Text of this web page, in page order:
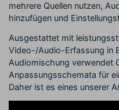
mehrere Quellen nutzen,
hinzufügen und
Ausgestattet mit
Video-/Audio-Erfassung in
Audiomischung verwendet
Anpassungsschemata für
Daher ist es eines unserer